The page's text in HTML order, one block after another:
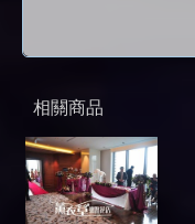
相關商品